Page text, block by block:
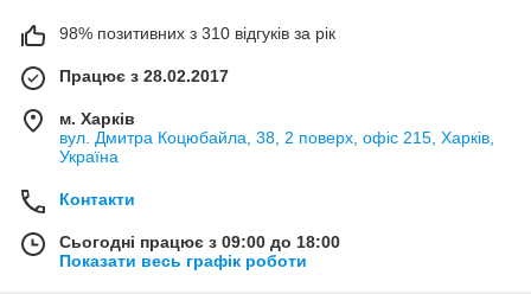
98% позитивних з 310 відгуків за рік
Працює з 28.02.2017
м. Харків
вул. Дмитра Коцюбайла, 38, 2 поверх, офіс 215, Харків,
Україна
Контакти
Сьогодні працює з 09:00 до 18:00
Показати весь графік роботи